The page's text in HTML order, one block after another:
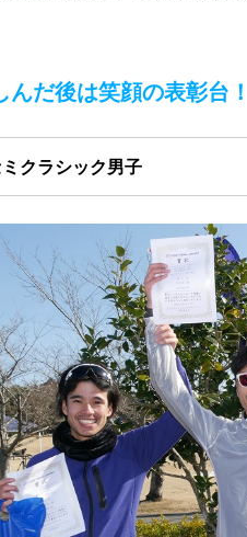
んだ後は笑顔の表彰台！
クラシック男子